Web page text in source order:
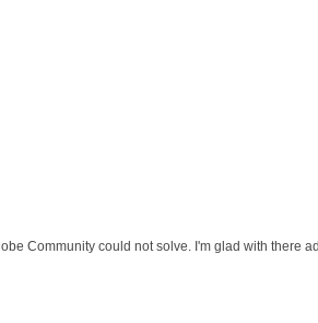
Community could not solve. I'm glad with there